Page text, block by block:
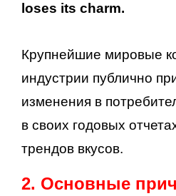
loses its charm.
Крупнейшие мировые
индустрии публично
изменения в
в своих годовых
трендов вкусов.
2. Основные